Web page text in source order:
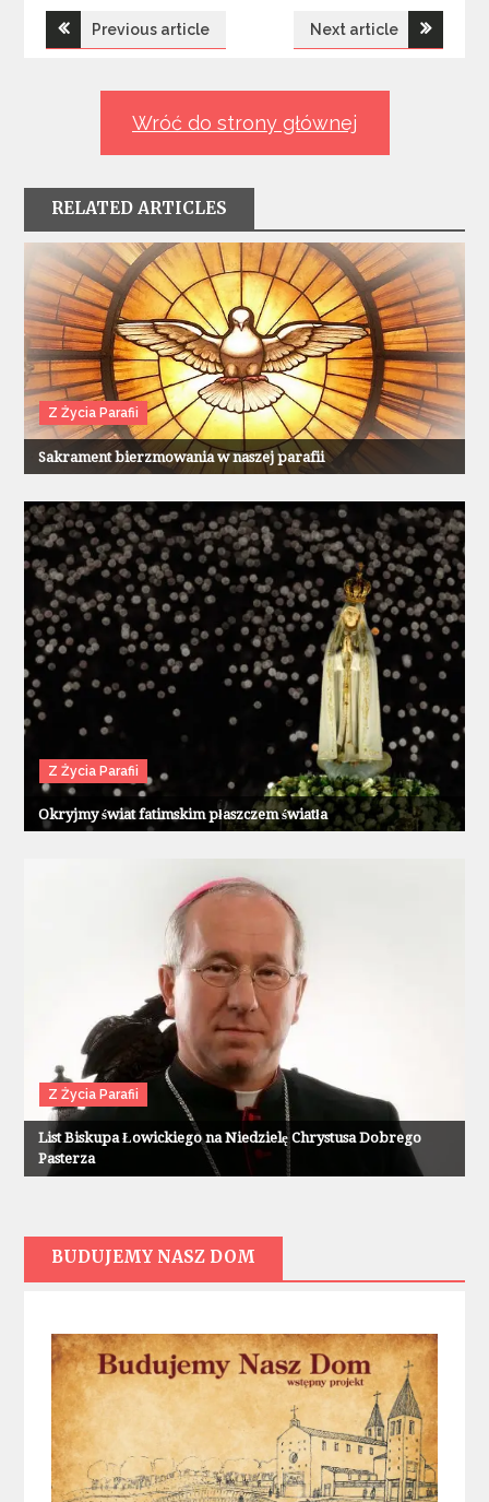
Nawigacja
Previous article Next article
Wróć do strony głównej
RELATED ARTICLES
Z Życia Parafii
Sakrament bierzmowania w naszej parafii
Z Życia Parafii
Okryjmy świat fatimskim płaszczem światła
Z Życia Parafii
List Biskupa Łowickiego na Niedzielę Chrystusa Dobrego
Pasterza
BUDUJEMY NASZ DOM